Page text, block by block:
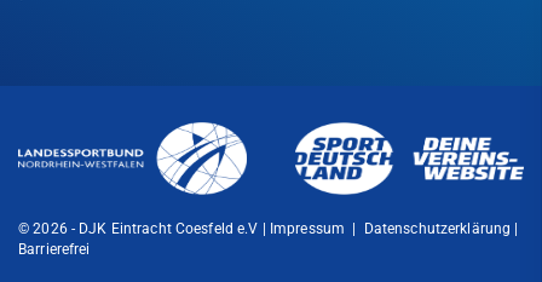
© 2026 - DJK Eintracht Coesfeld e.V | Impressum Datenschutzerklärung
Barrierefrei